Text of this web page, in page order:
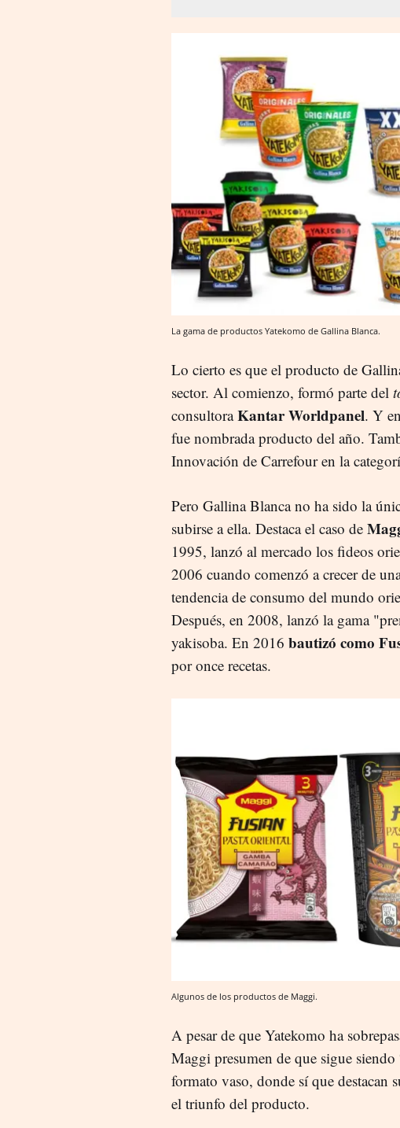
La gama de productos Yatekomo de Gallina Blanca.
Lo cierto es que el producto de
sector. Al comienzo, formó parte del
consultoraKantar Worldpanel. Y
fue nombrada producto del año.
Innovación de Carrefour en la
Pero Gallina Blanca no ha sido la
subirse a ella. Destaca el caso de
1995, lanzó al mercado los fideos
2006 cuando comenzó a crecer de
tendencia de consumo del mundo
Después, en 2008, lanzó la gama
yakisoba. En 2016 bautizó como
por once recetas.
Algunos de los productos de Maggi.
A pesar de que Yatekomo ha
Maggi presumen de que sigue siendo
formato vaso, donde sí que destacan
el triunfo del producto.